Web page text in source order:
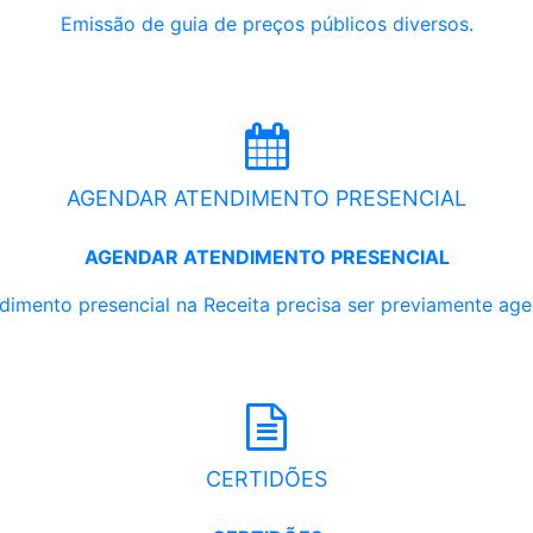
Emissão de guia de preços públicos diversos.
AGENDAR ATENDIMENTO PRESENCIAL
AGENDAR ATENDIMENTO PRESENCIAL
presencial na Receita precisa ser previamente
CERTIDÕES